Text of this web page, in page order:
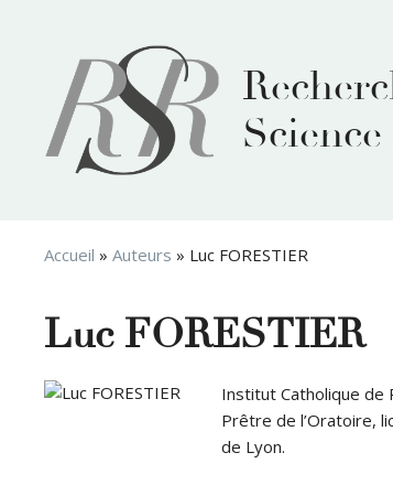
Accueil » Auteurs » Luc FORESTIER
Luc FORESTIER
Institut Catholique de
Prêtre de l’Oratoire,
de Lyon.